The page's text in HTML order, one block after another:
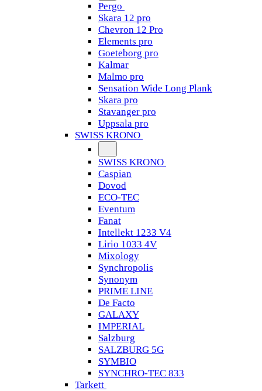
Pergo
Skara 12 pro
Chevron 12 Pro
Elements pro
Goeteborg pro
Kalmar
Malmo pro
Sensation Wide Long Plank
Skara pro
Stavanger pro
Uppsala pro
SWISS KRONO
SWISS KRONO
Caspian
Dovod
ECO-TEC
Eventum
Fanat
Intellekt 1233 V4
Lirio 1033 4V
Mixology
Synchropolis
Synonym
PRIME LINE
De Facto
GALAXY
IMPERIAL
Salzburg
SALZBURG 5G
SYMBIO
SYNCHRO-TEC 833
Tarkett